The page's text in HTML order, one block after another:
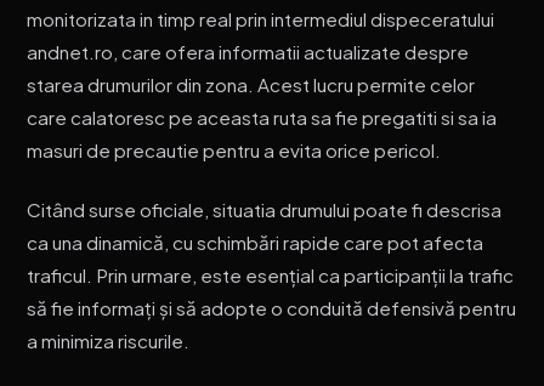
monitorizata in timp real prin intermediul dispeceratului
andnet.ro, care ofera informatii actualizate despre
starea drumurilor din zona. Acest lucru permite celor
care calatoresc pe aceasta ruta sa fie pregatiti si sa ia
masuri de precautie pentru a evita orice pericol.
Citând surse oficiale, situatia drumului poate fi descrisa
ca una dinamică, cu schimbări rapide care pot afecta
traficul. Prin urmare, este esențial ca participanții la trafic
să fie informați și să adopte o conduită defensivă pentru
a minimiza riscurile.